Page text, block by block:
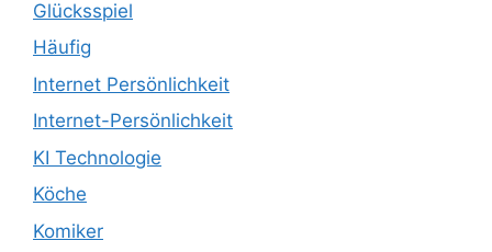
Glücksspiel
Häufig
Internet Persönlichkeit
Internet-Persönlichkeit
KI Technologie
Köche
Komiker